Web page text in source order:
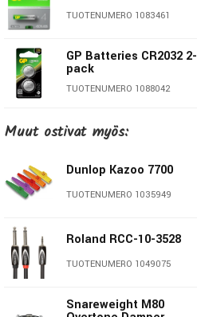
TUOTENUMERO 1083461
GP Batteries CR2032 2-
pack
TUOTENUMERO 1088042
GP Batteries CR2032 5-
pack
GP Batteries CR2032 1-
GP Batteries 6LR61/9V
Muut ostivat myös:
Dunlop Kazoo 7700
TUOTENUMERO 1035949
Roland RCC-10-3528
TUOTENUMERO 1049075
Snareweight M80